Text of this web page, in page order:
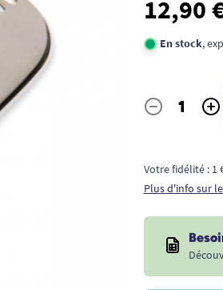
12,90
En stock,
Quantité
- +
Votre fidélité : 1
Plus d'info sur